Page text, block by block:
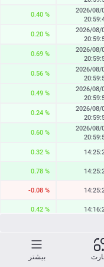
2026/08/
0.40 %
2026/08/
0.20 %
2026/08/
0.69 %
2026/08/
0.56 %
2026/08/
0.49 %
2026/08/
0.24 %
2026/08/
0.60 %
0.32 %
0.78 %
-0.08 %
0.42 %
0.78 %
2026/08/
بیشتر